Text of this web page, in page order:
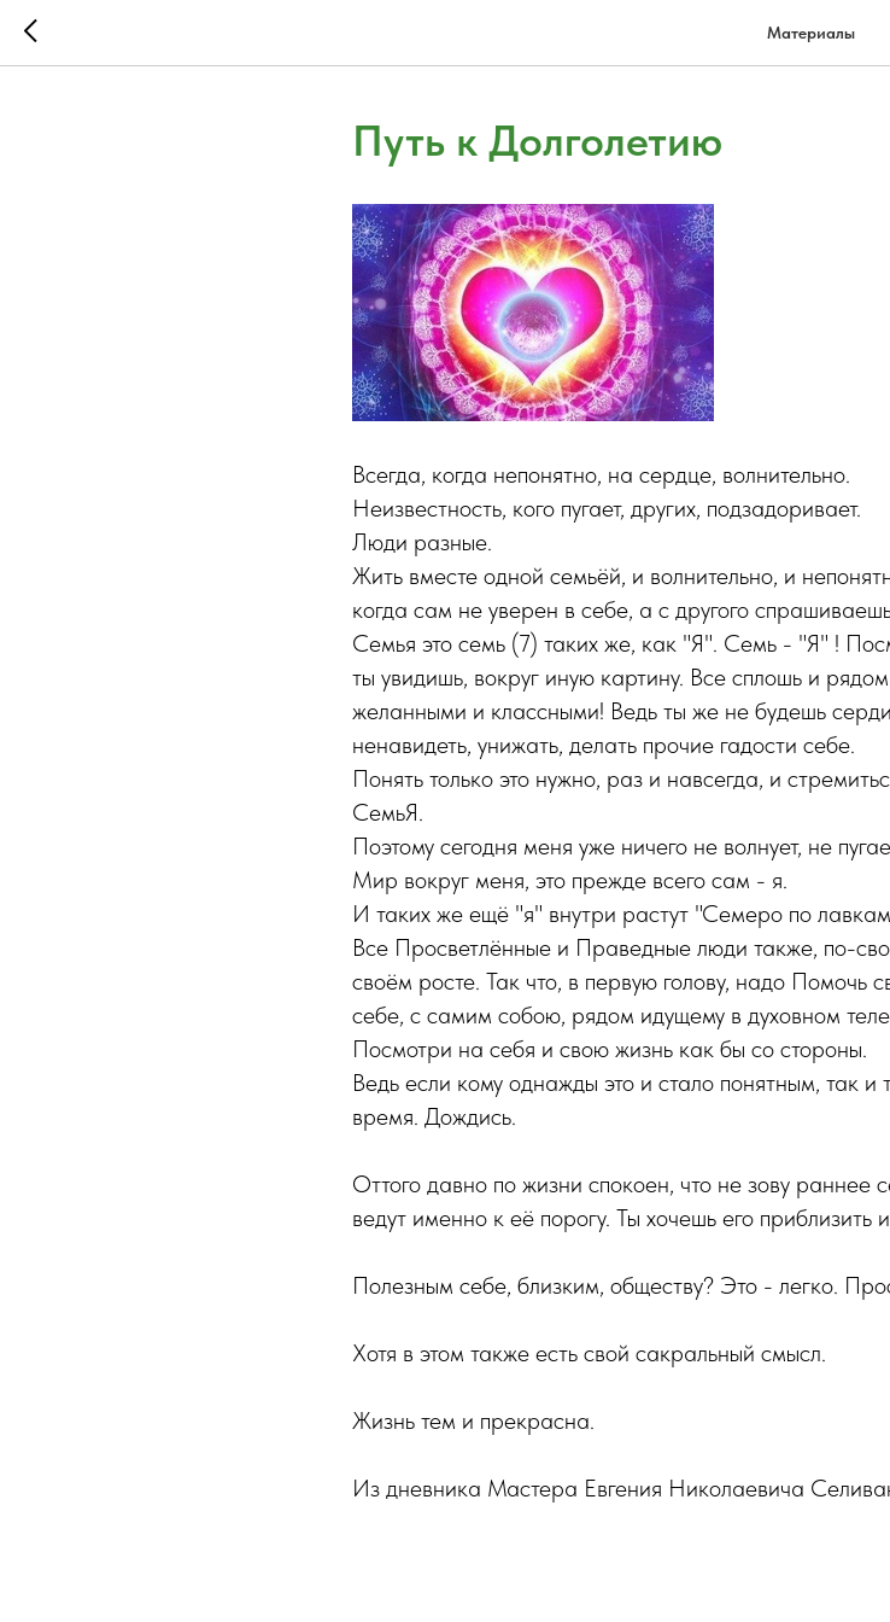
Материалы
Путь к Долголетию
Всегда, когда непонятно, на сердце, волнительно.
Неизвестность, кого пугает, других, подзадоривает.
Люди разные.
Жить вместе одной семьёй, и волнительно, и
когда сам не уверен в себе, а с другого
Семья это семь (7) таких же, как "Я". Семь - "Я" !
ты увидишь, вокруг иную картину. Все сплошь и
желанными и классными! Ведь ты же не будешь
ненавидеть, унижать, делать прочие гадости себе.
Понять только это нужно, раз и навсегда, и
СемьЯ.
Поэтому сегодня меня уже ничего не волнует, не
Мир вокруг меня, это прежде всего сам - я.
И таких же ещё "я" внутри растут "Семеро по
Все Просветлённые и Праведные люди также, по-
своём росте. Так что, в первую голову, надо Помочь
себе, с самим собою, рядом идущему в духовном
Посмотри на себя и свою жизнь как бы со стороны.
Ведь если кому однажды это и стало понятным, так и
время. Дождись.
Оттого давно по жизни спокоен, что не зову раннее
ведут именно к её порогу. Ты хочешь его приблизить
Полезным себе, близким, обществу? Это - легко.
Хотя в этом также есть свой сакральный смысл.
Жизнь тем и прекрасна.
Из дневника Мастера Евгения Николаевича